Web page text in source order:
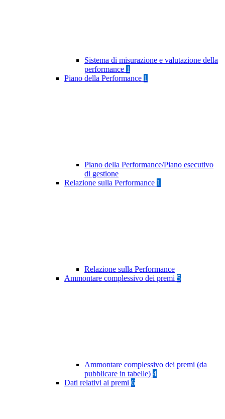
Sistema di misurazione e valutazione della
performance 1
Piano della Performance 1
Piano della Performance/Piano esecutivo
di gestione
Relazione sulla Performance 1
Relazione sulla Performance
Ammontare complessivo dei premi 5
Ammontare complessivo dei premi (da
pubblicare in tabelle) 4
Dati relativi ai premi 6